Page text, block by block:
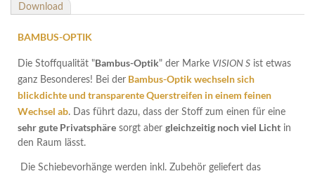
Download
BAMBUS-OPTIK
Die Stoffqualität "Bambus-Optik" der Marke VISION S ist etwas
ganz Besonderes! Bei der Bambus-Optik wechseln sich
blickdichte und transparente Querstreifen in einem feinen
Wechsel ab. Das führt dazu, dass der Stoff zum einen für eine
sehrgute Privatsphäre sorgt aber gleichzeitig noch viel Licht in
den Raum lässt.
Die Schiebevorhänge werden inkl. Zubehör geliefert das